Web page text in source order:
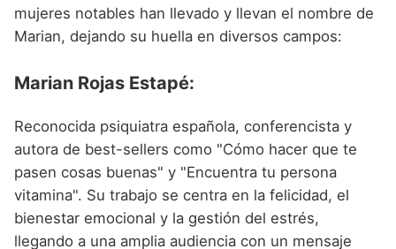
mujeres notables han llevado y llevan el nombre de
Marian, dejando su huella en diversos campos:
Marian Rojas Estapé:
Reconocida psiquiatra española, conferencista y
autora de best-sellers como "Cómo hacer que te
pasen cosas buenas" y "Encuentra tu persona
vitamina". Su trabajo se centra en la felicidad, el
bienestar emocional y la gestión del estrés,
llegando a una amplia audiencia con un mensaje